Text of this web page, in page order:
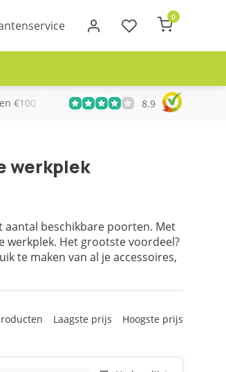
0
€100 Meer dan 20 jaar Telecom
8.9
werkplek
beschikbare poorten. Met
werkplek. Het grootste voordeel?
te maken van al je accessoires,
Laagste prijs Hoogste prijs